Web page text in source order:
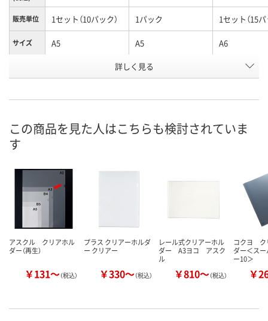
販売単位 1セット（10パック） 1パック 1セット（15パ
サイズ A5 A5 A6
●規格：Ａ５判●外
寸：縦２２０×横１
厚：０．２ｍｍ●材
●規格：Ａ５判●外
寸：縦２２０×横１
厚：０．２ｍｍ●材
●規格：Ａ６
寸：縦１５７
厚：０．２ｍ
お申込番
号
WW47487
お届け日 8月11日（火） 8月11日（火）
数量
カゴへ
数量
カゴへ
数量
カ
詳しく見る
この商品を見た人はこちらも検討されていま
す
アスクル クリアホル
ダー（再生）
￥131～（税込）
プラス クリアーホルダ
ー クリアー
￥330～（税込）
レール式クリアーホル
ダー A3ヨコ アスク
ル
￥810～（税込）
コクヨ ク
ダー＜ス
ー10＞
￥